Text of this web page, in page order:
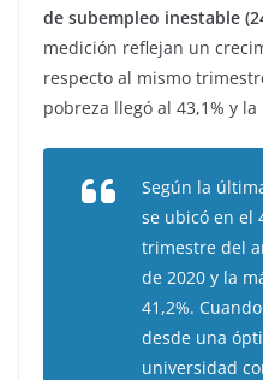
de subempleo inestable
medición reflejan un
respecto al mismo
pobreza llegó al 43,1% y
Según la
se ubicó en el
trimestre del
de 2020 y la
41,2%.
desde una
universidad